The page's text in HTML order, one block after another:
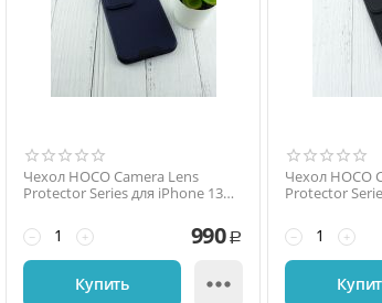
Чехол HOCO Camera Lens
Protector Series для iPhone 13
+
− 990 Р
Купить 
Чехол HOCO
Protector
+
−